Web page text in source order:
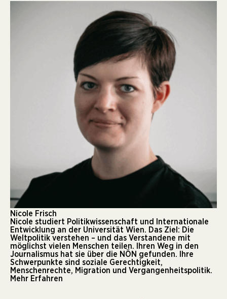
Nicole Frisch
Nicole studiert Politikwissenschaft und Internationale
Entwicklung an der Universität Wien. Das Ziel: Die
Weltpolitik verstehen – und das Verstandene mit
möglichst vielen Menschen teilen. Ihren Weg in den
Journalismus hat sie über die NÖN gefunden. Ihre
Schwerpunkte sind soziale Gerechtigkeit,
Menschenrechte, Migration und Vergangenheitspolitik.
Mehr Erfahren